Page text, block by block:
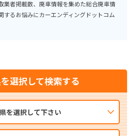
業者掲載数、廃車情報を集めた総合廃車情
するお悩みにカーエンディングドットコム
選択して検索する
を選択して下さい